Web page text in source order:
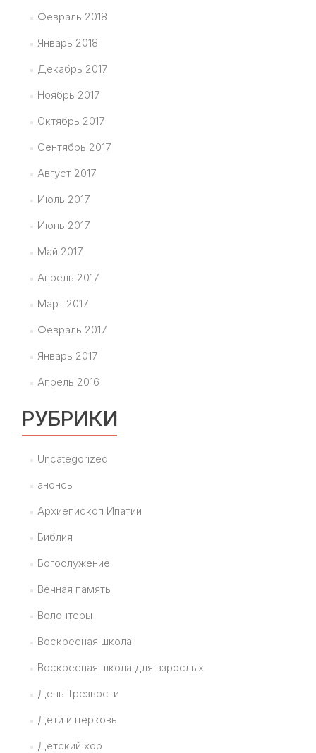
Февраль 2018
Январь 2018
Декабрь 2017
Ноябрь 2017
Октябрь 2017
Сентябрь 2017
Август 2017
Июль 2017
Июнь 2017
Май 2017
Апрель 2017
Март 2017
Февраль 2017
Январь 2017
Апрель 2016
РУБРИКИ
Uncategorized
анонсы
Архиепископ Ипатий
Библия
Богослужение
Вечная память
Волонтеры
Воскресная школа
Воскресная школа для взрослых
День Трезвости
Дети и церковь
Детский хор